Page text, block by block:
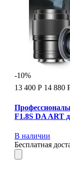
-10%
13 400 Р 14 880
F1.8S DA ART
В наличии
Бесплатная